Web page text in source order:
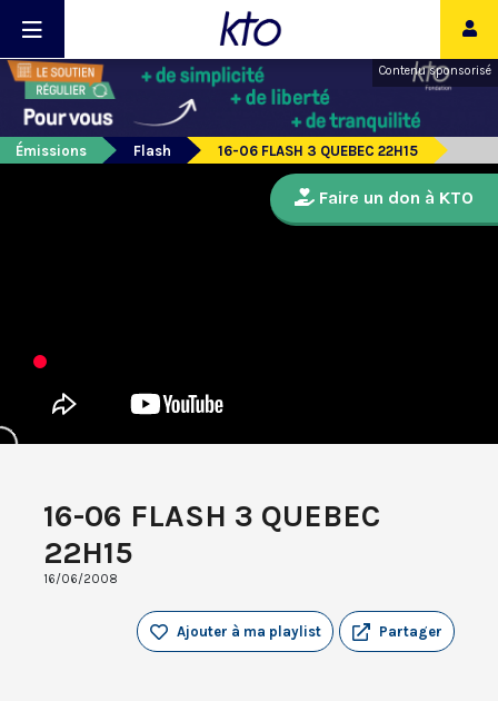
Contenu sponsorisé
Émissions Flash 16-06 FLASH 3 QUEBEC 22H15
16-06 FLASH 3 QUEBEC
22H15
16/06/2008
Partager
Ajouter à ma playlist
Faire un don à KTO